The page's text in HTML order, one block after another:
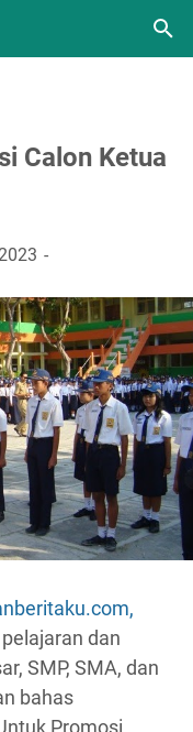
Calon Ketua
dan
SMP, SMA, dan
bahas
Promosi